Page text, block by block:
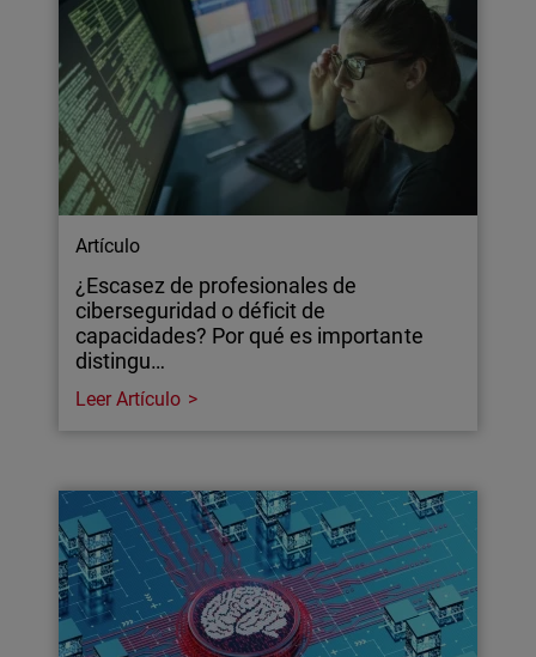
Artículo
¿Escasez de profesionales de
ciberseguridad o déficit de
capacidades? Por qué es importante
distingu…
Leer Artículo